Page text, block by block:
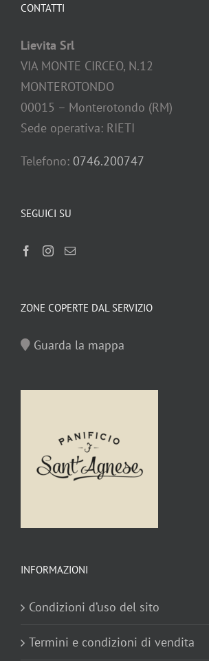
CONTATTI
Lievita Srl
VIA MONTE CIRCEO, N.12
MONTEROTONDO
00015 – Monterotondo (RM)
Sede operativa: RIETI
Telefono: 0746.200747
SEGUICI SU
ZONE COPERTE DAL SERVIZIO
Guarda la mappa
INFORMAZIONI
Condizioni d’uso del sito
Termini e condizioni di vendita